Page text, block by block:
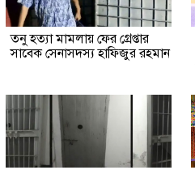
তনু হত্যা মামলায় ফের গ্রেপ্তার
সাবেক সেনাসদস্য হাফিজুর রহমান